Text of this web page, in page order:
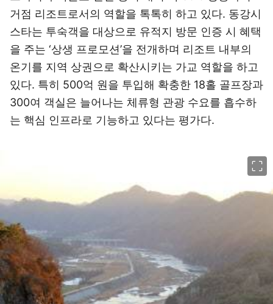
거점 리조트로서의 역할을 톡톡히 하고 있다. 동강시
스타는 투숙객을 대상으로 유적지 방문 인증 시 혜택
을 주는 ‘상생 프로모션’을 전개하며 리조트 내부의
온기를 지역 상권으로 확산시키는 가교 역할을 하고
있다. 특히 500억 원을 투입해 확충한 18홀 골프장과
300여 객실은 늘어나는 체류형 관광 수요를 흡수하
는 핵심 인프라로 기능하고 있다는 평가다.